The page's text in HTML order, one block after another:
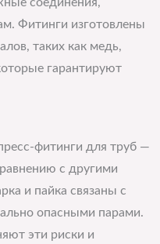
соединения,
Фитинги изготовлены
таких как медь,
гарантируют
фитинги для труб —
с другими
и пайка связаны с
опасными парами.
эти риски и